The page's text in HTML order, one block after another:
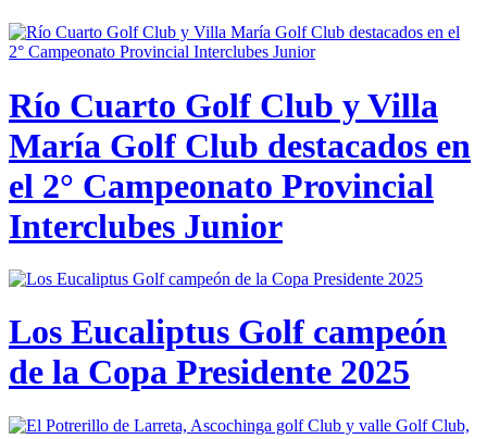
Río Cuarto Golf Club y Villa
María Golf Club destacados en
el 2° Campeonato Provincial
Interclubes Junior
Los Eucaliptus Golf campeón
de la Copa Presidente 2025